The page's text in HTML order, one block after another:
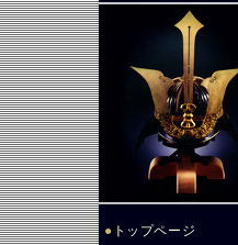
● トップページ